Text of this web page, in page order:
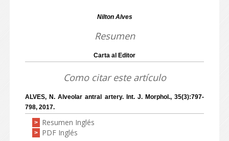
Nilton Alves
Resumen
Carta al Editor
Como citar este artículo
ALVES, N. Alveolar antral artery. Int. J. Morphol., 35(3):797-
798, 2017.
> Resumen Inglés
> PDF Inglés